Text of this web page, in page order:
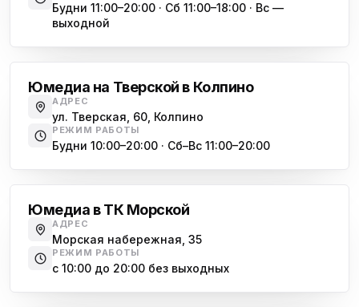
Будни 11:00–20:00 · Сб 11:00–18:00 · Вс —
выходной
Юмедиа на Тверской в Колпино
АДРЕС
ул. Тверская, 60, Колпино
РЕЖИМ РАБОТЫ
Будни 10:00–20:00 · Сб–Вс 11:00–20:00
Юмедиа в ТК Морской
АДРЕС
Морская набережная, 35
РЕЖИМ РАБОТЫ
с 10:00 до 20:00 без выходных